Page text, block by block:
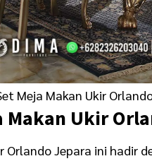
Meja Makan Ukir
Makan Ukir
Orlando Jepara ini hadir